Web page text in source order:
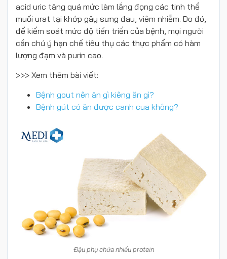
acid uric tăng quá mức làm lắng đọng các tinh thể
muối urat tại khớp gây sưng đau, viêm nhiễm. Do đó,
để kiểm soát mức độ tiến triển của bệnh, mọi người
cần chú ý hạn chế tiêu thụ các thực phẩm có hàm
lượng đạm và purin cao.
>>> Xem thêm bài viết:
Bệnh gout nên ăn gì kiêng ăn gì?
Bệnh gút có ăn được canh cua không?
Đậu phụ chứa nhiều protein